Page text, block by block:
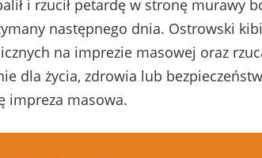
i rzucił petardę w stronę murawy
następnego dnia. Ostrowski
na imprezie masowej oraz
dla życia, zdrowia lub
impreza masowa.